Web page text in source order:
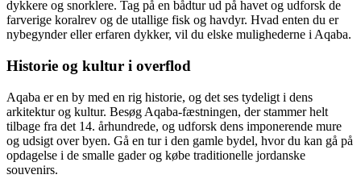
dykkere og snorklere. Tag på en bådtur ud på havet og udforsk de
farverige koralrev og de utallige fisk og havdyr. Hvad enten du er
nybegynder eller erfaren dykker, vil du elske mulighederne i Aqaba.
Historie og kultur i overflod
Aqaba er en by med en rig historie, og det ses tydeligt i dens
arkitektur og kultur. Besøg Aqaba-fæstningen, der stammer helt
tilbage fra det 14. århundrede, og udforsk dens imponerende mure
og udsigt over byen. Gå en tur i den gamle bydel, hvor du kan gå på
opdagelse i de smalle gader og købe traditionelle jordanske
souvenirs.